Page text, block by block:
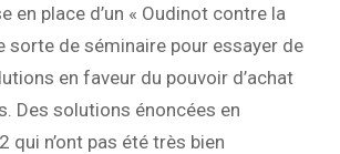
en place d’un « Oudinot contre la
sorte de séminaire pour essayer de
en faveur du pouvoir d’achat
Des solutions énoncées en
qui n’ont pas été très bien